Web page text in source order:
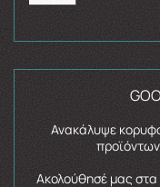
Ανακάλυψε
Ακολούθησέ μας στα